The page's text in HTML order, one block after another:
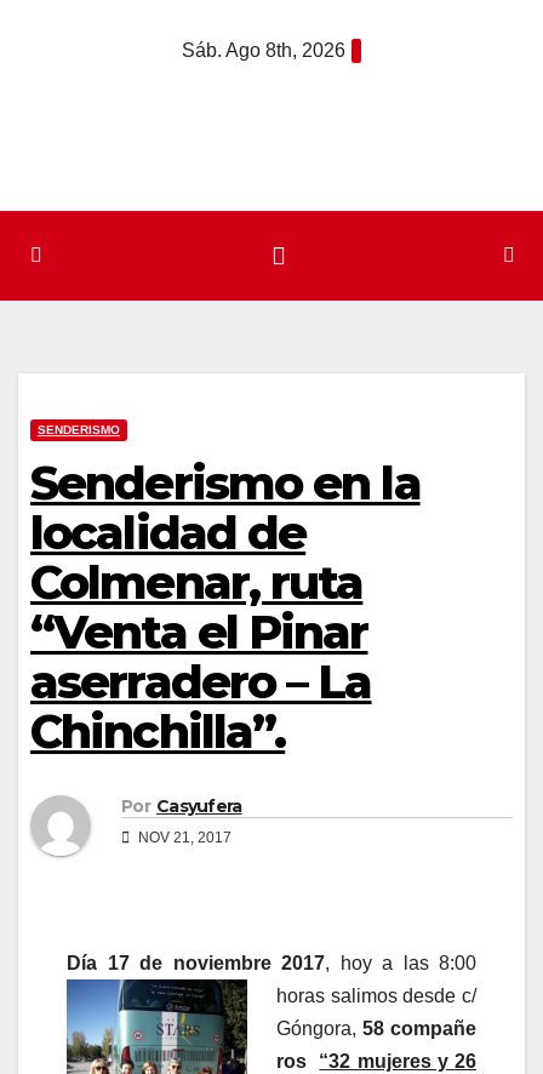
Sáb. Ago 8th, 2026
SENDERISMO
Senderismo en la
localidad de
Colmenar, ruta
“Venta el Pinar
aserradero – La
Chinchilla”.
Por Casyufera
NOV 21, 2017
Día 17 de noviembre 2017, hoy a las 8:00
horas salimos desde c/
Góngora, 58 compañe
ros “32 mujeres y 26